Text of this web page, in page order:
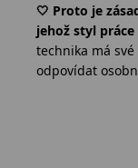
🤍 Proto je
jehož styl
technika má
odpovídat